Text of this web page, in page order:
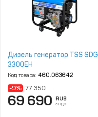
Дизель генератор TSS SDG
3300EH
Код товара: 460.063642
-9% 77 350
69 690 RUB
с НДС